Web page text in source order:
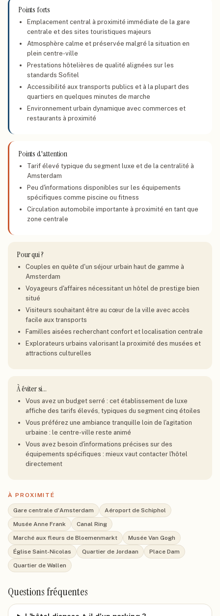
Points forts
Emplacement central à proximité immédiate de la gare
centrale et des sites touristiques majeurs
Atmosphère calme et préservée malgré la situation en
plein centre-ville
Prestations hôtelières de qualité alignées sur les
standards Sofitel
Accessibilité aux transports publics et à la plupart des
quartiers en quelques minutes de marche
Environnement urbain dynamique avec commerces et
restaurants à proximité
Points d'attention
Tarif élevé typique du segment luxe et de la centralité à
Amsterdam
Peu d'informations disponibles sur les équipements
spécifiques comme piscine ou fitness
Circulation automobile importante à proximité en tant que
zone centrale
Pour qui ?
Couples en quête d'un séjour urbain haut de gamme à
Amsterdam
Voyageurs d'affaires nécessitant un hôtel de prestige bien
situé
Visiteurs souhaitant être au cœur de la ville avec accès
facile aux transports
Familles aisées recherchant confort et localisation centrale
Explorateurs urbains valorisant la proximité des musées et
attractions culturelles
À éviter si…
Vous avez un budget serré : cet établissement de luxe
affiche des tarifs élevés, typiques du segment cinq étoiles
Vous préférez une ambiance tranquille loin de l'agitation
urbaine : le centre-ville reste animé
Vous avez besoin d'informations précises sur des
équipements spécifiques : mieux vaut contacter l'hôtel
directement
À PROXIMITÉ
Gare centrale d'Amsterdam
Aéroport de Schiphol
Musée Anne Frank
Canal Ring
Marché aux fleurs de Bloemenmarkt
Musée Van Gogh
Église Saint-Nicolas
Quartier de Jordaan
Place Dam
Quartier de Wallen
Questions fréquentes